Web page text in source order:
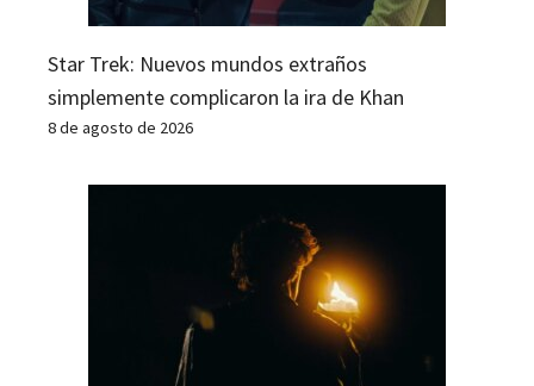
Star Trek: Nuevos mundos extraños
simplemente complicaron la ira de Khan
8 de agosto de 2026